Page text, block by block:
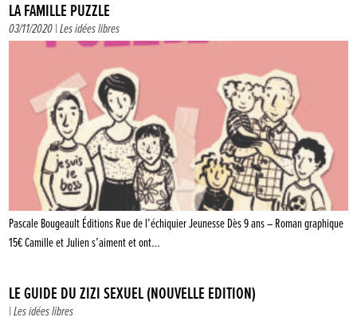
LA FAMILLE PUZZLE
03/11/2020 |Les idées libres
Pascale Bougeault Éditions Rue de l’échiquier Jeunesse Dès 9 ans – Roman graphique
15€ Camille et Julien s’aiment et ont…
LE GUIDE DU ZIZI SEXUEL (NOUVELLE ÉDITION)
|Les idées libres